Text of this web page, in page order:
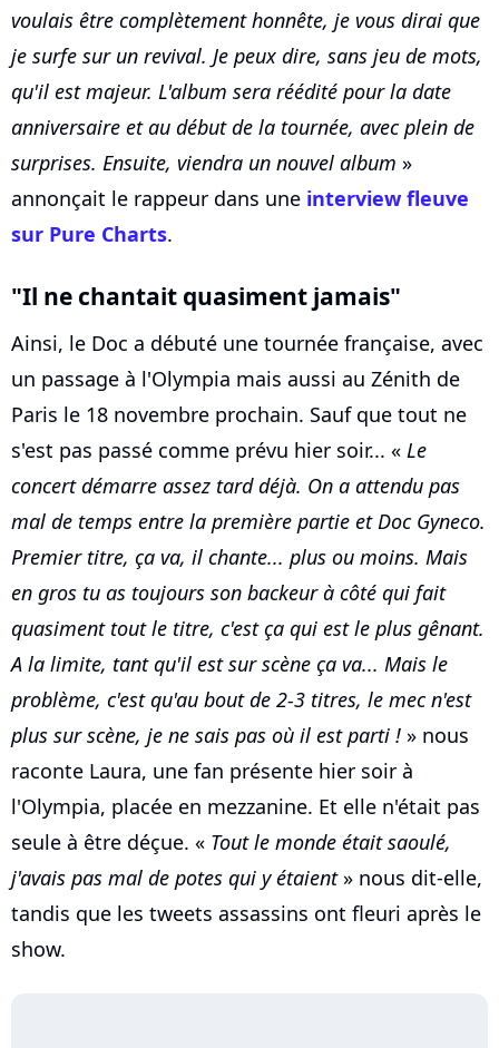
voulais être complètement honnête, je vous dirai que
je surfe sur un revival. Je peux dire, sans jeu de mots,
qu'il est majeur. L'album sera réédité pour la date
anniversaire et au début de la tournée, avec plein de
surprises. Ensuite, viendra un nouvel album »
annonçait le rappeur dans une interview fleuve
sur Pure Charts.
"Il ne chantait quasiment jamais"
Ainsi, le Doc a débuté une tournée française, avec
un passage à l'Olympia mais aussi au Zénith de
Paris le 18 novembre prochain. Sauf que tout ne
s'est pas passé comme prévu hier soir... « Le
concert démarre assez tard déjà. On a attendu pas
mal de temps entre la première partie et Doc Gyneco.
Premier titre, ça va, il chante... plus ou moins. Mais
en gros tu as toujours son backeur à côté qui fait
quasiment tout le titre, c'est ça qui est le plus gênant.
A la limite, tant qu'il est sur scène ça va... Mais le
problème, c'est qu'au bout de 2-3 titres, le mec n'est
plus sur scène, je ne sais pas où il est parti ! » nous
raconte Laura, une fan présente hier soir à
l'Olympia, placée en mezzanine. Et elle n'était pas
seule à être déçue. « Tout le monde était saoulé,
j'avais pas mal de potes qui y étaient» nous dit-elle,
tandis que les tweets assassins ont fleuri après le
show.